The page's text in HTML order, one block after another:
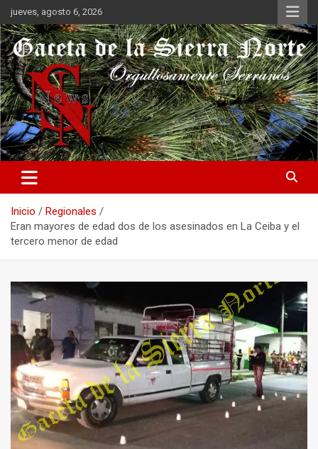
Saltar
al
contenido
jueves, agosto 6, 2026
Gaceta de la Sierra Norte
Orgullosamente Serranos
Inicio
Regionales
Eran mayores de edad dos de los asesinados en La Ceiba y el
tercero menor de edad